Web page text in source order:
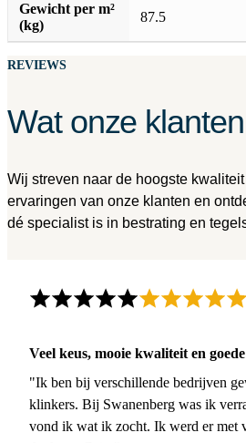
Gewicht per m²
(kg)
87.5
REVIEWS
Wat onze
Wij streven naar de hoogste
ervaringen van onze klanten en
dé specialist is in bestrating en
Veel keus, mooie kwaliteit en
"Ik ben bij verschillende bedrijven
klinkers. Bij Swanenberg was ik
vond ik wat ik zocht. Ik werd er met